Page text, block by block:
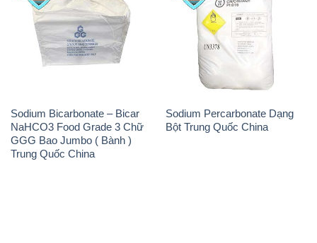
Sodium Bicarbonate – Bicar
NaHCO3 Food Grade 3 Chữ
GGG Bao Jumbo ( Bành )
Trung Quốc China
Sodium Percarbonate Dạng
Bột Trung Quốc China